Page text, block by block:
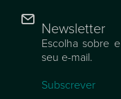
Newsletter
Escolha sobre
seu e-mail.
Subscrever